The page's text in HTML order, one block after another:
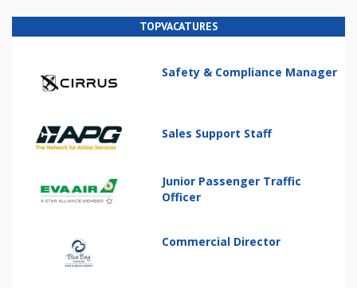
TOPVACATURES
Safety & Compliance Manager
Sales Support Staff
Junior Passenger Traffic
Officer
Commercial Director